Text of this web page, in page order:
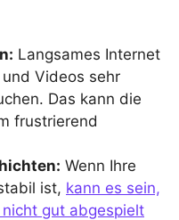
Langsames Internet
Videos sehr
Das kann die
frustrierend
Wenn Ihre
ist, kann es sein,
gut abgespielt